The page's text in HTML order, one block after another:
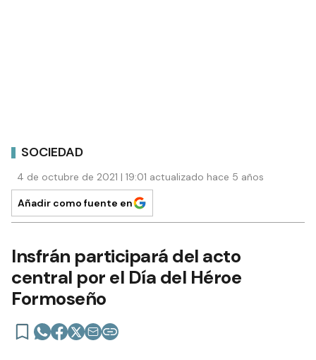
SOCIEDAD
4 de octubre de 2021 | 19:01 actualizado hace 5 años
Añadir como fuente en
Insfrán participará del acto
central por el Día del Héroe
Formoseño